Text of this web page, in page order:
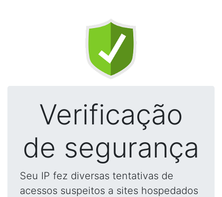
Verificação
de segurança
Seu IP fez diversas tentativas de
acessos suspeitos a sites hospedados